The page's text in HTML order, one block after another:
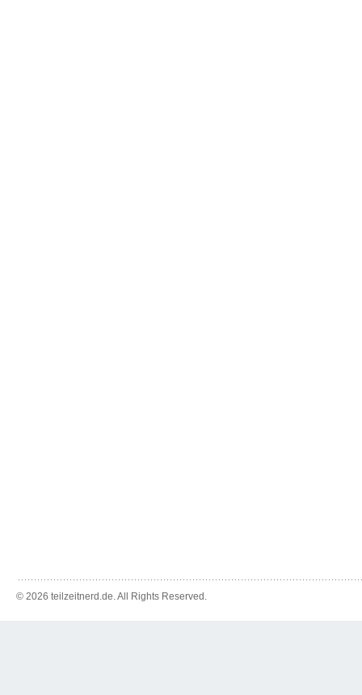
© 2026 teilzeitnerd.de. All Rights Reserved.